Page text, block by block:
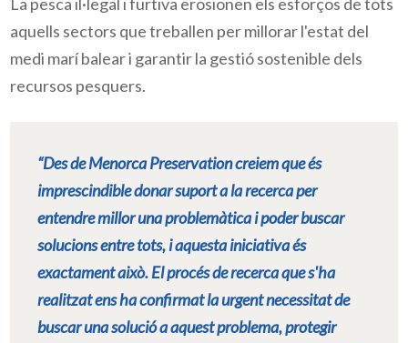
aquells sectors que treballen per millorar l'estat del
medi marí balear i garantir la gestió sostenible dels
recursos pesquers.
“Des de Menorca Preservation creiem que és
imprescindible donar suport a la recerca per
entendre millor una problemàtica i poder buscar
solucions entre tots, i aquesta iniciativa és
exactament això. El procés de recerca que s'ha
realitzat ens ha confirmat la urgent necessitat de
buscar una solució a aquest problema, protegir